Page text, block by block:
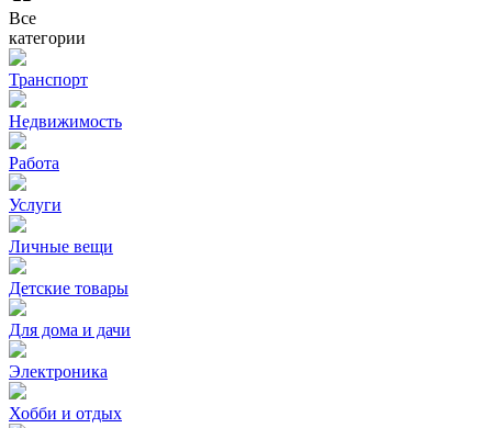
Все
категории
Транспорт
Недвижимость
Работа
Услуги
Личные вещи
Детские товары
Для дома и дачи
Электроника
Хобби и отдых